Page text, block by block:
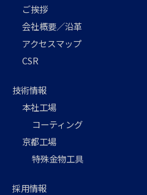
ご挨拶
会社概要／沿革
アクセスマップ
CSR
技術情報
本社工場
コーティング
京都工場
特殊金物工具
採用情報